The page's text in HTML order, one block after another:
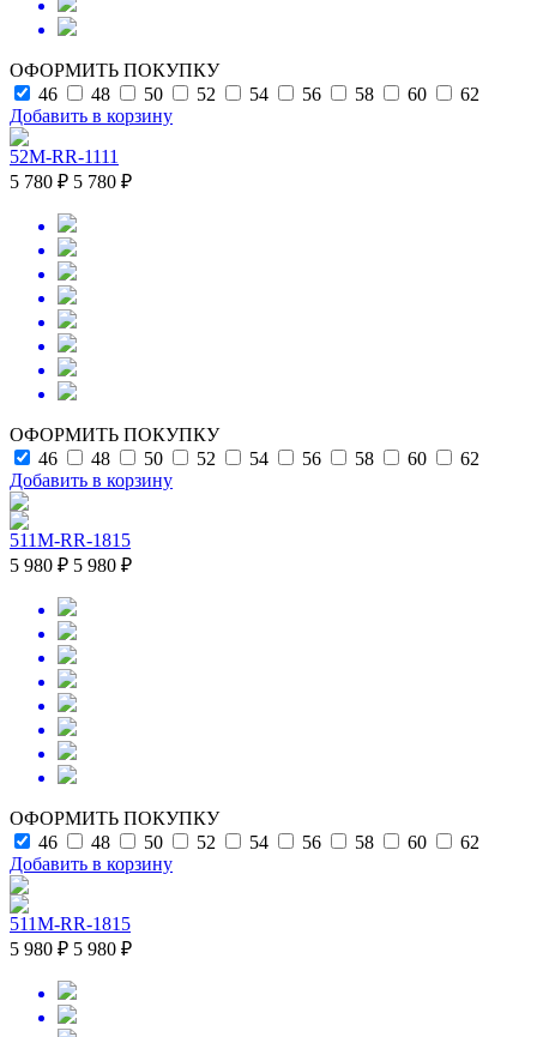
ОФОРМИТЬ ПОКУПКУ
46
48 50 52 54 56 58 60
62
Добавить в корзину
52M-RR-1111
5 780 ₽ 5 780 ₽
ОФОРМИТЬ ПОКУПКУ
46
48 50 52 54 56 58 60
62
Добавить в корзину
511M-RR-1815
5 980 ₽ 5 980 ₽
ОФОРМИТЬ ПОКУПКУ
46
48 50 52 54 56 58 60
62
Добавить в корзину
511M-RR-1815
5 980 ₽ 5 980 ₽